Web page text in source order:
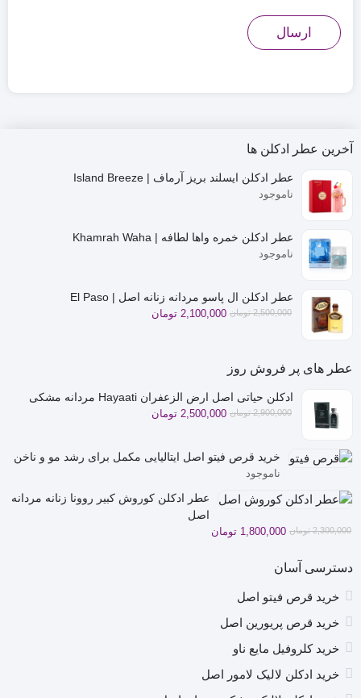
آخرین عطر ادکلن ها
عطر ادکلن ایسلند بریز آرماف | Island Breeze
ناموجود
عطر ادکلن خمره واها لطافه | Khamrah Waha
ناموجود
عطر ادکلن ال پاسو مردانه زنانه اصل | El Paso
2,500,000 تومان
قیمت
بود.
2,100,000 تومان
قیمت
است.
عطر های پر فروش روز
ادکلن حیاتی اصل ارض الزعفران Hayaati مردانه مشکی
2,900,000 تومان
قیمت
بود.
2,500,000 تومان
قیمت
است.
خرید قرص فیتو اصل ایتالیایی مکمل برای رشد مو و ناخن
ناموجود
عطر ادکلن کوروش کبیر روونا زنانه مردانه
اصل
2,300,000 تومان
قیمت
2,300,000 تومان
1,800,000 تومان
قیمت
1,800,000 تومان
دسترسی آسان
خرید قرص فیتو اصل
خرید قرص پریورین اصل
خرید کلروفیل مایع ناو
خرید ادکلن لالیک لامور اصل